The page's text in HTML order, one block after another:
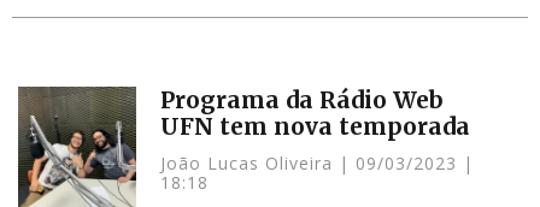
Programa da Rádio Web
UFN tem nova temporada
João Lucas Oliveira
09/03/2023
18:18